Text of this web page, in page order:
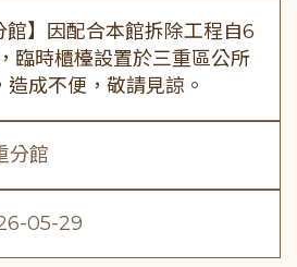
館】因配合本館拆除工程自6
臨時櫃檯設置於三重區公所
造成不便，敬請見諒。
分館
05-29